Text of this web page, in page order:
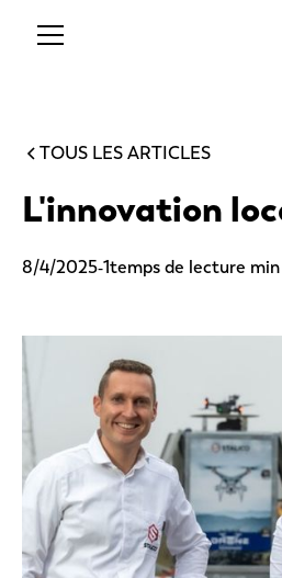
TOUS LES ARTICLES
L'innovation
8/4/2025-1temps de lecture min